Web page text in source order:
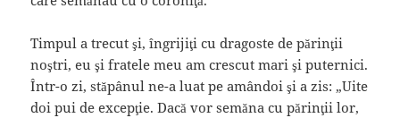
Timpul a trecut şi, îngrijiţi cu dragoste de părinţii
noştri, eu şi fratele meu am crescut mari şi puternici.
Într-o zi, stăpânul ne-a luat pe amândoi şi a zis: „Uite
doi pui de excepţie. Dacă vor semăna cu părinţii lor,